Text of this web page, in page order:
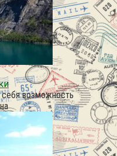
себя возможность